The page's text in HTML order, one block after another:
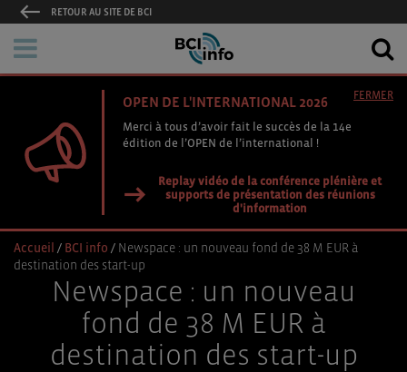
RETOUR AU SITE DE BCI
OPEN DE L'INTERNATIONAL 2026
Merci à tous d’avoir fait le succès de la 14e
édition de l’OPEN de l’international !
Replay vidéo de la conférence plénière et
supports de présentation des réunions
d'information
FERMER
Accueil / BCI info / Newspace : un nouveau fond de 38 M EUR à
destination des start-up
Newspace : un nouveau
fond de 38 M EUR à
destination des start-up